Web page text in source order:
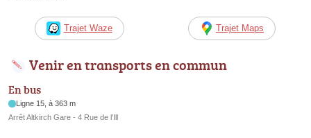
Trajet Waze Trajet Maps
Venir en transports en commun
En bus
Ligne 15, à 363 m
Arrêt Altkirch Gare - 4 Rue de l’Ill